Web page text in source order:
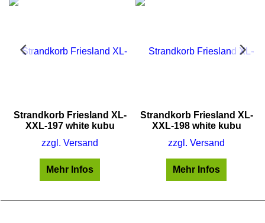
Strandkorb Friesland XL-
XXL-197 white kubu
zzgl. Versand
Mehr Infos
Strandkorb Friesland XL-
XXL-198 white kubu
zzgl. Versand
Mehr Infos